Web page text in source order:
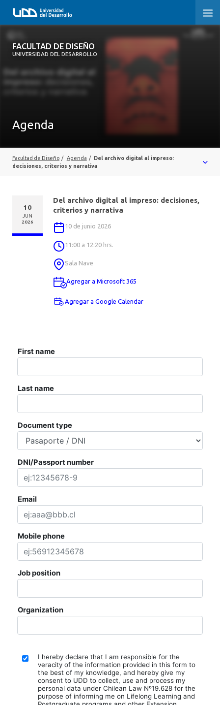
FACULTAD DE DISEÑO
UNIVERSIDAD DEL DESARROLLO
FACULTAD DE DISEÑO
INICIO
POSTGRADOS Y EDUCACIÓN CONTINUA
INVESTIGACIÓN
AGENDA
Agenda
Facultad de Diseño / Agenda / Del archivo digital al impreso:
decisiones, criterios y narrativa
Del archivo digital al impreso: decisiones,
criterios y narrativa
10 de junio 2026
11:00 a 12:20 hrs.
Sala Nave
Agregar a Microsoft 365
Agregar a Google Calendar
10
JUN
2026